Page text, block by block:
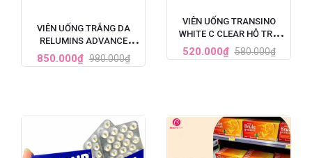
VIÊN UỐNG TRẮNG DA
RELUMINS ADVANCE
WHITE GLUTATHIONE
COMPLEX (1650MG X 90
850.000₫ 980.000₫
VIÊN UỐNG TRANSINO
WHITE C CLEAR HỖ TRỢ
TRẮNG DA CẢI THIỆN NÁM
120 VIÊN (MẪU MỚI NHẤT)
520.000₫ 580.000₫